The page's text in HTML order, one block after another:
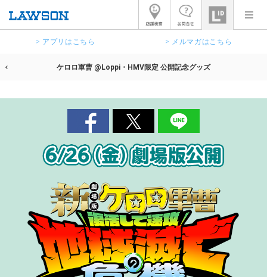
> アプリはこちら > メルマガはこちら
ケロロ軍曹 @Loppi・HMV限定 公開記念グッズ